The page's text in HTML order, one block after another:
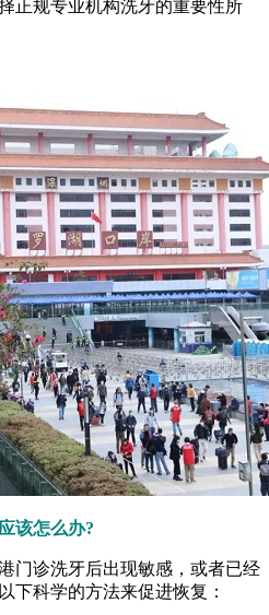
正规专业机构洗牙的重要性所
该怎么办?
诊洗牙后出现敏感，或者已经
下科学的方法来促进恢复：